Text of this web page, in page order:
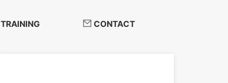
TRAINING CONTACT